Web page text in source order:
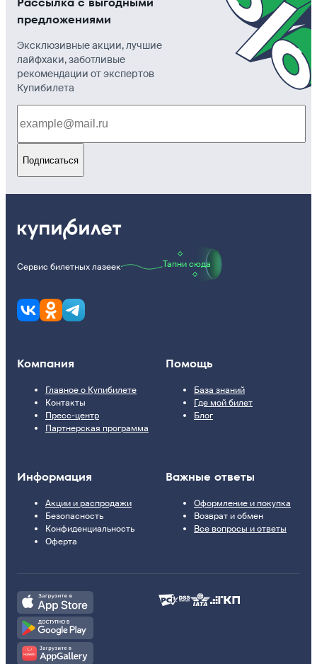
предложениями
Эксклюзивные акции, лучшие
лайфхаки, заботливые
рекомендации от экспертов
Купибилета
Подписаться
Сервис билетных лазеек Тапни сюда
Компания
Главное о Купибилете
Контакты
Пресс-центр
Партнерская программа
Помощь
База знаний
Где мой билет
Блог
Информация
Акции и распродажи
Безопасность
Конфиденциальность
Оферта
Важные ответы
Оформление и покупка
Возврат и обмен
Все вопросы и ответы